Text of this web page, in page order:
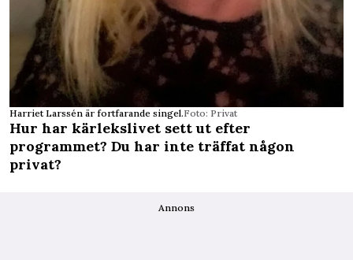
Harriet Larssén är fortfarande singel.Foto: Privat
Hur har kärlekslivet sett ut efter
programmet? Du har inte träffat någon
privat?
Annons